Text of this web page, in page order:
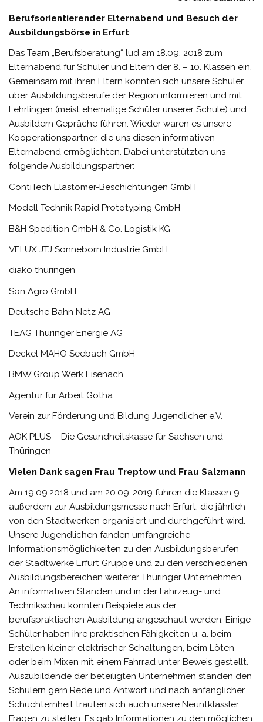
Berufsorientierender Elternabend und Besuch der
Ausbildungsbörse in Erfurt
Das Team „Berufsberatung“ lud am 18.09. 2018 zum
Elternabend für Schüler und Eltern der 8. – 10. Klassen ein.
Gemeinsam mit ihren Eltern konnten sich unsere Schüler
über Ausbildungsberufe der Region informieren und mit
Lehrlingen (meist ehemalige Schüler unserer Schule) und
Ausbildern Gepräche führen. Wieder waren es unsere
Kooperationspartner, die uns diesen informativen
Elternabend ermöglichten. Dabei unterstützten uns
folgende Ausbildungspartner:
ContiTech Elastomer-Beschichtungen GmbH
Modell Technik Rapid Prototyping GmbH
B&H Spedition GmbH & Co. Logistik KG
VELUX JTJ Sonneborn Industrie GmbH
diako thüringen
Son Agro GmbH
Deutsche Bahn Netz AG
TEAG Thüringer Energie AG
Deckel MAHO Seebach GmbH
BMW Group Werk Eisenach
Agentur für Arbeit Gotha
Verein zur Förderung und Bildung Jugendlicher e.V.
AOK PLUS – Die Gesundheitskasse für Sachsen und
Thüringen
Vielen Dank sagen Frau Treptow und Frau Salzmann
Am 19.09.2018 und am 20.09-2019 fuhren die Klassen 9
außerdem zur Ausbildungsmesse nach Erfurt, die jährlich
von den Stadtwerken organisiert und durchgeführt wird.
Unsere Jugendlichen fanden umfangreiche
Informationsmöglichkeiten zu den Ausbildungsberufen
der Stadtwerke Erfurt Gruppe und zu den verschiedenen
Ausbildungsbereichen weiterer Thüringer Unternehmen.
An informativen Ständen und in der Fahrzeug- und
Technikschau konnten Beispiele aus der
berufspraktischen Ausbildung angeschaut werden. Einige
Schüler haben ihre praktischen Fähigkeiten u. a. beim
Erstellen kleiner elektrischer Schaltungen, beim Löten
oder beim Mixen mit einem Fahrrad unter Beweis gestellt.
Auszubildende der beteiligten Unternehmen standen den
Schülern gern Rede und Antwort und nach anfänglicher
Schüchternheit trauten sich auch unsere Neuntklässler
Fragen zu stellen. Es gab Informationen zu den möglichen